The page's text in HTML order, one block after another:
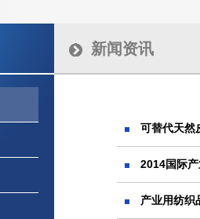
新闻资讯
可替代天然
2014国际
产业用纺织